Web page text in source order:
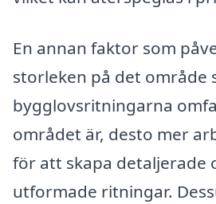
En annan faktor som
storleken på det område
bygglovsritningarna
området är, desto mer
för att skapa detaljerade
utformade ritningar.